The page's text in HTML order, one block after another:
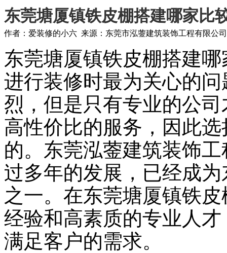
东莞塘厦镇铁皮棚搭建哪家比
作者：爱装修的小六 来源：东莞市泓蓥建筑装饰工程有限公
东莞塘厦镇铁皮棚搭建
进行装修时最为关心的
烈，但是只有专业的公
高性价比的服务，因此
的。东莞泓蓥建筑装饰
过多年的发展，已经成
之一。在东莞塘厦镇铁
经验和高素质的专业人
满足客户的需求。